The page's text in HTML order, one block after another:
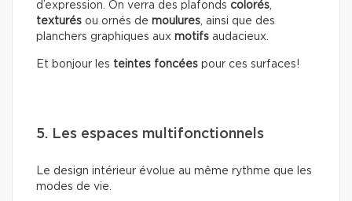
d’expression. On verra des plafonds colorés,
texturés ou ornés de moulures, ainsi que des
planchers graphiques aux motifs audacieux.
Et bonjour les teintes foncées pour ces surfaces!
5. Les espaces multifonctionnels
Le design intérieur évolue au même rythme que les
modes de vie.